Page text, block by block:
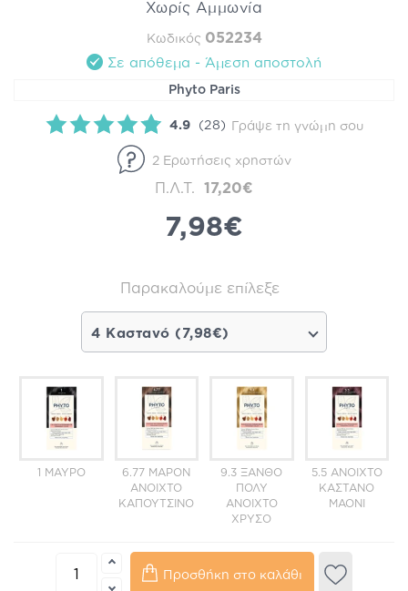
Χωρίς Αμμωνία
Κωδικός 052234
Σε απόθεμα - Άμεση αποστολή
Phyto Paris
4.9 (28) Γράψε τη γνώμη σου
2 Ερωτήσεις χρηστών
Π.Λ.Τ. 17,20€
7,98€
Παρακαλούμε επίλεξε
4 Καστανό (7,98€)
1 ΜΑΎΡΟ
6.77 ΜΑΡΌΝ
ΑΝΟΙΧΤΌ
ΚΑΠΟΥΤΣΊΝΟ
9.3 ΞΑΝΘΌ
ΠΟΛΎ
ΑΝΟΙΧΤΌ
ΧΡΥΣΌ
5.5 ΑΝΟΙΧΤΌ
ΚΑΣΤΑΝΌ
ΜΑΟΝΊ
Προσθήκη στο καλάθι